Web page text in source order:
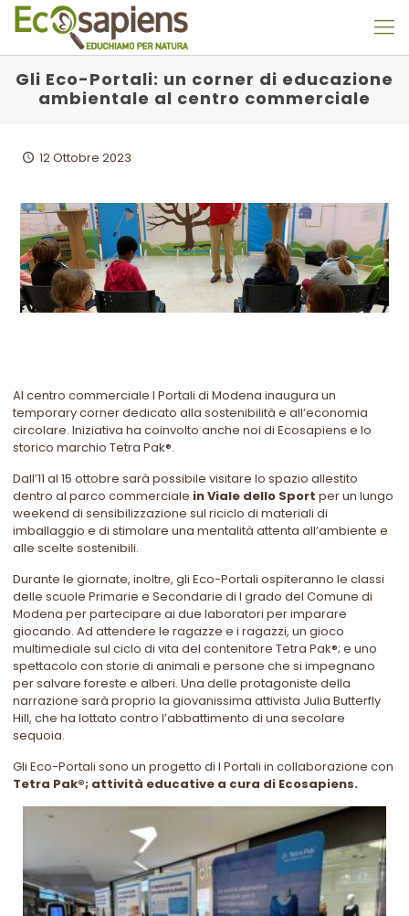
Gli Eco-Portali: un corner di educazione
ambientale al centro commerciale
12 Ottobre 2023
Al centro commerciale I Portali di Modena inaugura un
temporary corner dedicato alla sostenibilità e all’economia
circolare. Iniziativa ha coinvolto anche noi di Ecosapiens e lo
storico marchio Tetra Pak®.
Dall’11 al 15 ottobre sarà possibile visitare lo spazio allestito
dentro al parco commerciale in Viale dello Sport per un lungo
weekend di sensibilizzazione sul riciclo di materiali di
imballaggio e di stimolare una mentalità attenta all’ambiente e
alle scelte sostenibili.
Durante le giornate, inoltre, gli Eco-Portali ospiteranno le classi
delle scuole Primarie e Secondarie di I grado del Comune di
Modena per partecipare ai due laboratori per imparare
giocando. Ad attendere le ragazze e i ragazzi, un gioco
multimediale sul ciclo di vita del contenitore Tetra Pak®; e uno
spettacolo con storie di animali e persone che si impegnano
per salvare foreste e alberi. Una delle protagoniste della
narrazione sarà proprio la giovanissima attivista Julia Butterfly
Hill, che ha lottato contro l’abbattimento di una secolare
sequoia.
Gli Eco-Portali sono un progetto di I Portali in collaborazione con
Tetra Pak®; attività educative a cura di Ecosapiens.